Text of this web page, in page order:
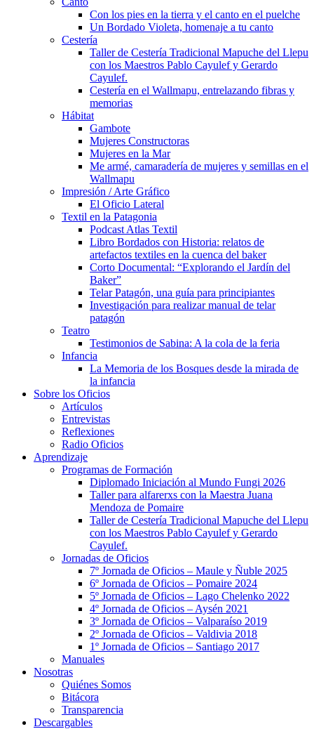
Con los pies en la tierra y el canto en el puelche
Un Bordado Violeta, homenaje a tu canto
Cestería
Taller de Cestería Tradicional Mapuche del Llepu
con los Maestros Pablo Cayulef y Gerardo
Cayulef.
Cestería en el Wallmapu, entrelazando fibras y
memorias
Hábitat
Gambote
Mujeres Constructoras
Mujeres en la Mar
Me armé, camaradería de mujeres y semillas en el
Wallmapu
Impresión / Arte Gráfico
El Oficio Lateral
Textil en la Patagonia
Podcast Atlas Textil
Libro Bordados con Historia: relatos de
artefactos textiles en la cuenca del baker
Corto Documental: “Explorando el Jardín del
Baker”
Telar Patagón, una guía para principiantes
Investigación para realizar manual de telar
patagón
Teatro
Testimonios de Sabina: A la cola de la feria
Infancia
La Memoria de los Bosques desde la mirada de
la infancia
Sobre los Oficios
Artículos
Entrevistas
Reflexiones
Radio Oficios
Aprendizaje
Programas de Formación
Diplomado Iniciación al Mundo Fungi 2026
Taller para alfarerxs con la Maestra Juana
Mendoza de Pomaire
Taller de Cestería Tradicional Mapuche del Llepu
con los Maestros Pablo Cayulef y Gerardo
Cayulef.
Jornadas de Oficios
7º Jornada de Oficios – Maule y Ñuble 2025
6º Jornada de Oficios – Pomaire 2024
5º Jornada de Oficios – Lago Chelenko 2022
4º Jornada de Oficios – Aysén 2021
3º Jornada de Oficios – Valparaíso 2019
2º Jornada de Oficios – Valdivia 2018
1º Jornada de Oficios – Santiago 2017
Manuales
Nosotras
Quiénes Somos
Bitácora
Transparencia
Descargables